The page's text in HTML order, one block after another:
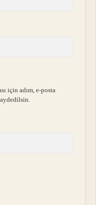
için adım, e-posta